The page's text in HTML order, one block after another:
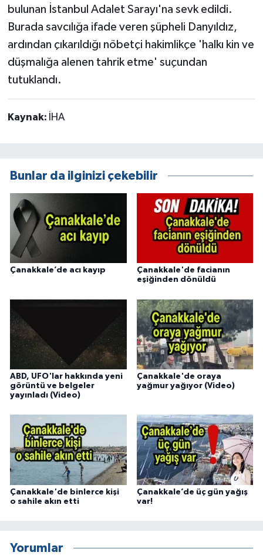
bulunan İstanbul Adalet Sarayı'na sevk edildi.
Burada savcılığa ifade veren şüpheli Danyıldız,
ardından çıkarıldığı nöbetçi hakimlikçe 'halkı kin ve
düşmalığa alenen tahrik etme' suçundan
tutuklandı.
Kaynak: İHA
Bunlar da ilginizi çekebilir
Çanakkale’de acı kayıp
Çanakkale'de facianın
eşiğinden dönüldü
ABD, UFO'lar hakkında yeni
görüntü ve belgeler
yayınladı (Video)
Çanakkale'de oraya
yağmur yağıyor (Video)
Çanakkale'de binlerce kişi
o sahile akın etti
Çanakkale’de üç gün yağış
var!
Yorumlar